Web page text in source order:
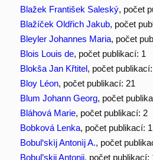
Blažek František Saleský, počet
Blažíček Oldřich Jakub, počet
Bleyler Johannes Maria, počet
Blois Louis de, počet publikací: 1
Blokša Jan Křtitel, počet
Bloy Léon, počet publikací: 21
Blum Johann Georg, počet
Bláhová Marie, počet publikací: 2
Bobková Lenka, počet publikací: 1
Bobul‘skìj Antonìj A., počet
Bobul’skij Antonij, počet publikací: